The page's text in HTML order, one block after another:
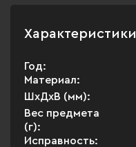
Характеристики
Год:
Материал:
ШхДхВ (мм):
Вес предмета
(г):
Исправность: